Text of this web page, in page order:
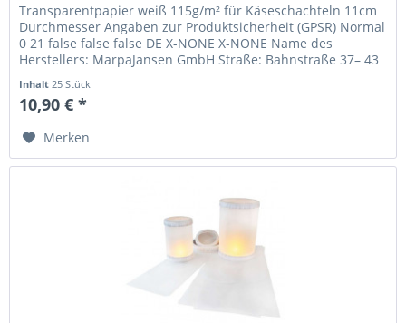
Transparentpapier weiß 115g/m² für Käseschachteln 11cm
Durchmesser Angaben zur Produktsicherheit (GPSR) Normal
0 21 false false false DE X-NONE X-NONE Name des
Herstellers: MarpaJansen GmbH Straße: Bahnstraße 37– 43
Inhalt 25 Stück
10,90 € *
Merken